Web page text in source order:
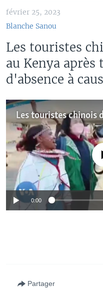
février 25, 2023
Blanche Sanou
Les touristes
au Kenya après
d'absence à
No media
0:00
Partager